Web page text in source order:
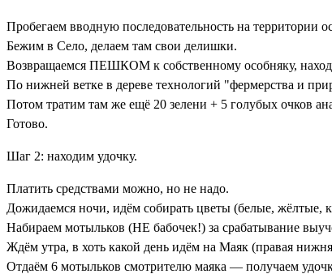
Пробегаем вводную последовательность на территории
Бежим в Село, делаем там свои делишки.
Возвращаемся ПЕШКОМ к собственному особняку,
По нижней ветке в дереве технологий "фермерства и
Потом тратим там же ещё 20 зелени + 5 голубых очков
Готово.
Шаг 2: находим удочку.
Платить средствами можно, но не надо.
Дожидаемся ночи, идём собирать цветы (белые, жёлтые,
Набираем мотыльков (НЕ бабочек!) за срабатывание
Ждём утра, в хоть какой день идём на Маяк (правая
Отдаём 6 мотыльков смотрителю маяка — получаем